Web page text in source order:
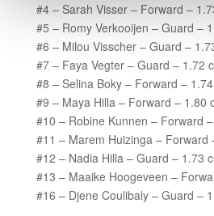
#4 – Sarah Visser – Forward –
#5 – Romy Verkooijen – Guard –
#6 – Milou Visscher – Guard –
#7 – Faya Vegter – Guard – 1.72
#8 – Selina Boky – Forward –
#9 – Maya Hilla – Forward – 1.80
#10 – Robine Kunnen – Forward
#11 – Marem Huizinga – Forward
#12 – Nadia Hilla – Guard – 1.73
#13 – Maaike Hoogeveen –
#16 – Djene Coulibaly – Guard –